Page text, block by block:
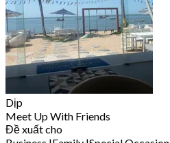
Dịp
Meet Up With Friends
Đề xuất cho